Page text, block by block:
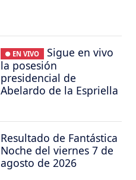
● EN VIVO
Sigue en vivo
la posesión
presidencial de
Abelardo de la Espriella
Resultado de Fantástica
Noche del viernes 7 de
agosto de 2026